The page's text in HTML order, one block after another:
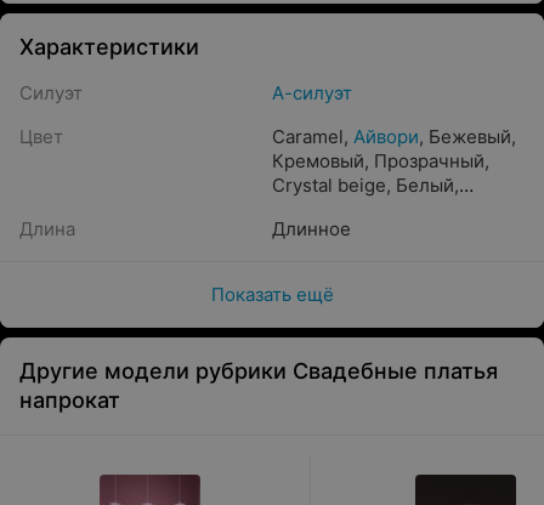
Характеристики
Силуэт
А-силуэт
Цвет
Caramel, Айвори, Бежевый,
Кремовый, Прозрачный,
Crystal beige, Белый,
Бронзовый
,
Светло-розовый
Длина Длинное
Показать ещё
Другие модели рубрики Свадебные платья
напрокат